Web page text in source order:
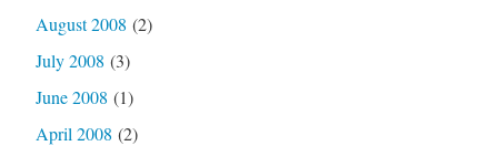
August 2008 (2)
July 2008 (3)
June 2008 (1)
April 2008 (2)